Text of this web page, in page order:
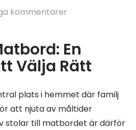
kommentarer
En
Välja Rätt
plats i hemmet där familj
att njuta av måltider
stolar till matbordet är därför